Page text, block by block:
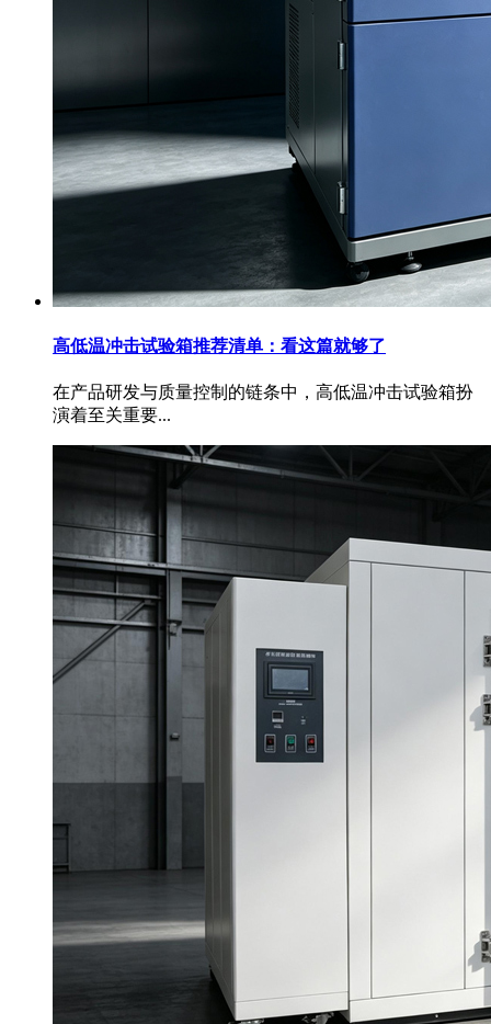
高低温冲击试验箱推荐清单：看这篇就够了
在产品研发与质量控制的链条中，高低温冲击试验箱扮
演着至关重要...